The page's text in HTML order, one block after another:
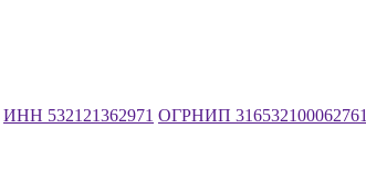
ИНН 532121362971 ОГРНИП 316532100062761